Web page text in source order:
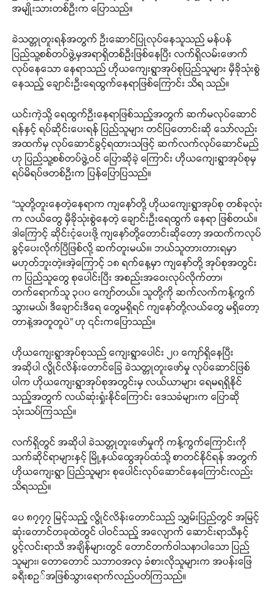
အမျိုးသားတစ်ဦးက ပြောသည်။
ခဲသတ္တုတူးရန်အတွက် ဦးဆောင်ပြုလုပ်နေသူသည် မန်ပန်
ပြည်သူ့စစ်တပ်ဖွဲ့မှအရာရှိတစ်ဦးဖြစ်နေပြီး လက်ရှိလမ်းဖောက်
လုပ်နေသော နေရာသည် ဟိုယကျေးရွာအုပ်စုပြည်သူများ မှီခိုသုံးစွဲ
နေသည့် ချောင်းဦးရေထွက်နေရာဖြစ်ကြောင်း သိရ သည်။
ယင်းကဲ့သို့ ရေထွက်ဦးနေရာဖြစ်သည့်အတွက် ဆက်မလုပ်ဆောင်
ရန်နှင့် ရပ်ဆိုင်းပေးရန် ပြည်သူများ တင်ပြတောင်းဆို သော်လည်း
အထက်မှ လုပ်ဆောင်ခွင့်ရထားသဖြင့် ဆက်လက်လုပ်ဆောင်မည်
ဟု ပြည်သူ့စစ်တပ်ဖွဲ့ဝင် ပြောဆိုခဲ့ ကြောင်း ဟိုယကျေးရွာအုပ်စုမှ
ရပ်မိရပ်ဖတစ်ဦးက ပြန်ပြောပြသည်။
“သူတို့တူးနေတဲ့နေရာက ကျနော်တို့ ဟိုယကျေးရွာအုပ်စု တစ်ခုလုံး
က လယ်တွေ မှီခိုသုံးစွဲနေတဲ့ ချောင်းဦးရေထွက် နေရာ ဖြစ်တယ်။
ဒါကြောင့် ဆိုင်းငံ့ပေးဖို့ ကျနော်တို့တောင်းဆိုတော့ အထက်ကလုပ်
ခွင့်ပေးလိုက်ပြီဖြစ်လို့ ဆက်တူးမယ်။၊ ဘယ်သူတားတားရမှာ
မဟုတ်ဘူးတဲ့။အဲ့ကြောင့် ၁၈ ရက်နေ့မှာ ကျနော်တို့ အုပ်စုအတွင်း
က ပြည်သူတွေ စုပေါင်းပြီး အစည်းအဝေးလုပ်လိုက်တာ၊
တက်ရောက်သူ ၃၀၀ ကျော်တယ်။ သူတို့ကို ဆက်လက်ကန့်ကွက်
သွားမယ်၊ ဒီချောင်းဒီရေ တွေမရှိရင် ကျနော်တို့လယ်တွေ မရှိတော့
တာနဲ့အတူတူပဲ” ဟု ၎င်းကပြောသည်။
ဟိုယကျေးရွာအုပ်စုသည် ကျေးရွာပေါင်း ၂၀ ကျော်ရှိနေပြီး
အဆိုပါ လွိုင်လိန်းတောင်ခြေ ခဲသတ္တုတူးဖော်မှု လုပ်ဆောင်ဖြစ်
ပါက ဟိုယကျေးရွာအုပ်စုအတွင်းမှ လယ်ယာများ ရေမရရှိနိုင်
သည့်အတွက် လယ်ဆုံးရှုံးနိုင်ကြောင်း ဒေသခံများက ပြောဆို
သုံးသပ်ကြသည်။
လက်ရှိတွင် အဆိုပါ ခဲသတ္တုတူးဖော်မှုကို ကန့်ကွက်ကြောင်းကို
သက်ဆိုင်ရာများနှင့် မြို့နယ်ထွေအုပ်ထံသို့ စာတင်နိုင်ရန် အတွက်
ဟိုယကျေးရွာ ပြည်သူများ စုပေါင်းလုပ်ဆောင်နေကြောင်းလည်း
သိရသည်။
ပေ ၈၇၇၇ မြင့်သည့် လွိုင်လိန်းတောင်သည် သျှမ်းပြည်တွင် အမြင့်
ဆုံးတောင်တခုထဲတွင် ပါဝင်သည့် အလျောက် ဆောင်းရာသီနှင့်
ပွင့်လင်းရာသီ အချိန်များတွင် တောင်တက်ဝါသနာပါသော ပြည်
သူများ၊ တောတောင် သဘာဝအလှ ခံစားလိုသူများက အပန်းဖြေ
ခရီးစဥ်အဖြစ်သွားရောက်လည်ပတ်ကြသည်။